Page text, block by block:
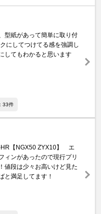
型紙があって簡単に取り付
にしてつけてる感を強調し
してもわかると思います
33件
HR【NGX50 ZYX10】 エ
ィンがあったので現行プリ
値段は少々お高いけど見た
満足してます！